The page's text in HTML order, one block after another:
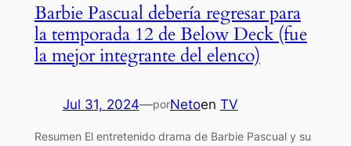
Barbie Pascual debería regresar para
la temporada 12 de Below Deck (fue
la mejor integrante del elenco)
Jul 31, 2024—porNetoen TV
Resumen El entretenido drama de Barbie Pascual y su